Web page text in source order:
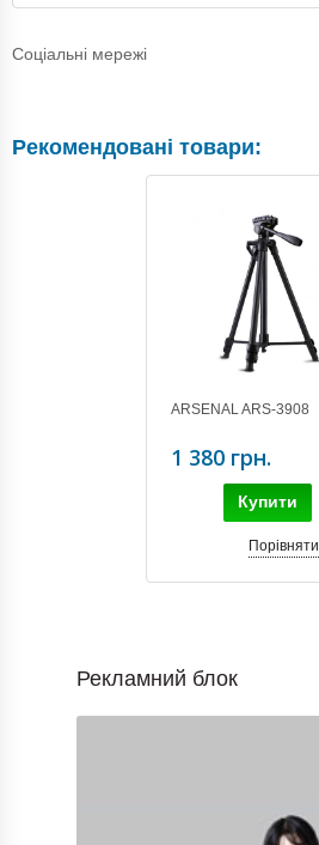
Соціальні мережі
Рекомендовані товари:
ARSENAL ARS-3908
1 380 грн.
Купити
Порівняти
Рекламний блок